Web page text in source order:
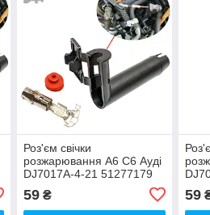
Роз'єм свічки
розжарювання А6 С6 Ауді
DJ7017A-4-21 51277179
59₴ 59